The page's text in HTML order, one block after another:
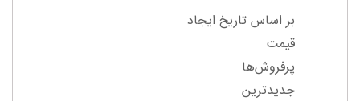
بر اساس تاریخ ایجاد
قیمت
پرفروش‌ها
جدیدترین